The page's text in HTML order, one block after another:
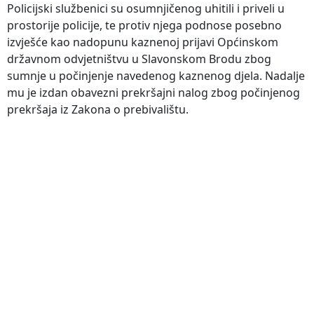
Policijski službenici su osumnjičenog uhitili i priveli u
prostorije policije, te protiv njega podnose posebno
izvješće kao nadopunu kaznenoj prijavi Općinskom
državnom odvjetništvu u Slavonskom Brodu zbog
sumnje u počinjenje navedenog kaznenog djela. Nadalje
mu je izdan obavezni prekršajni nalog zbog počinjenog
prekršaja iz Zakona o prebivalištu.